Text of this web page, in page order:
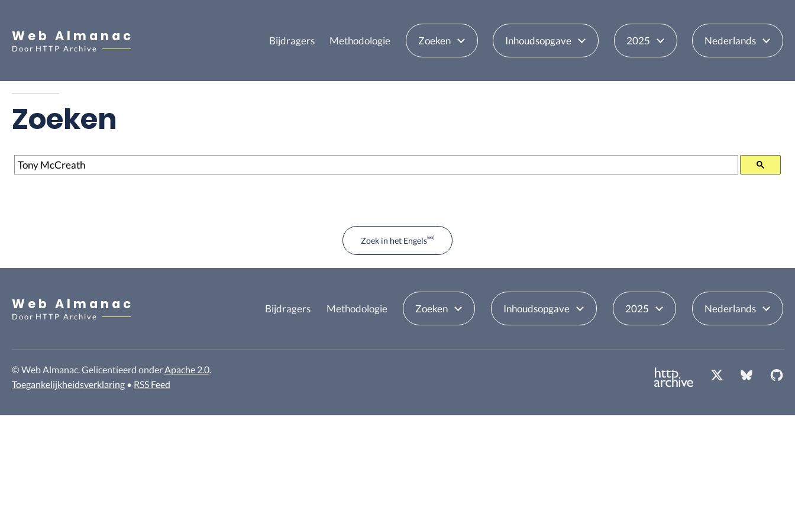
Web Almanac
Door HTTP Archive
Bijdragers Methodologie Zoeken Inhoudsopgave 2025 Nederlands
Zoeken
Zoeken
Zoek in het Engels
Web Almanac
Door HTTP Archive
Bijdragers Methodologie Zoeken Inhoudsopgave 2025 Nederlands
© Web Almanac. Gelicentieerd onderApache 2.0.
Toegankelijkheidsverklaring • RSS Feed